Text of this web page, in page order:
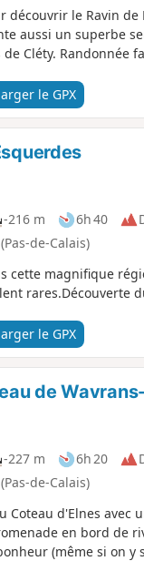
découvrir le Ravin
aussi un superbe
Cléty. Randonnée
le GPX
-216 m 6h 40
de-Calais)
cette magnifique
rares.Découverte
le GPX
de
-227 m 6h 20
de-Calais)
Coteau d'Elnes avec
en bord de
(même si on y